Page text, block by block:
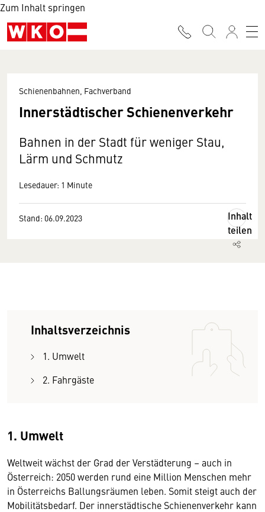
Zum Inhalt springen
Schienenbahnen, Fachverband
Innerstädtischer Schienenverkehr
Bahnen in der Stadt für weniger Stau,
Lärm und Schmutz
Lesedauer: 1 Minute
Stand: 06.09.2023
Inhalt
teilen
Inhaltsverzeichnis
1. Umwelt
2. Fahrgäste
1. Umwelt
Weltweit wächst der Grad der Verstädterung – auch in
Österreich: 2050 werden rund eine Million Menschen mehr
in Österreichs Ballungsräumen leben. Somit steigt auch der
Mobilitätsbedarf. Der innerstädtische Schienenverkehr kann